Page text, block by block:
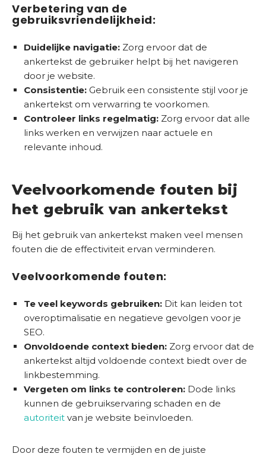
Verbetering van de
gebruiksvriendelijkheid:
Duidelijke navigatie: Zorg ervoor dat de
ankertekst de gebruiker helpt bij het navigeren
door je website.
Consistentie: Gebruik een consistente stijl voor je
ankertekst om verwarring te voorkomen.
Controleer links regelmatig: Zorg ervoor dat alle
links werken en verwijzen naar actuele en
relevante inhoud.
Veelvoorkomende fouten bij
het gebruik van ankertekst
Bij het gebruik van ankertekst maken veel mensen
fouten die de effectiviteit ervan verminderen.
Veelvoorkomende fouten:
Te veel keywords gebruiken: Dit kan leiden tot
overoptimalisatie en negatieve gevolgen voor je
SEO.
Onvoldoende context bieden: Zorg ervoor dat de
ankertekst altijd voldoende context biedt over de
linkbestemming.
Vergeten om links te controleren: Dode links
kunnen de gebruikservaring schaden en de
autoriteit van je website beïnvloeden.
Door deze fouten te vermijden en de juiste